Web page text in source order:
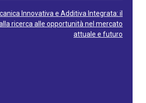
Innovativa e Additiva Integrata: il
ricerca alle opportunità nel mercato
attuale e futuro